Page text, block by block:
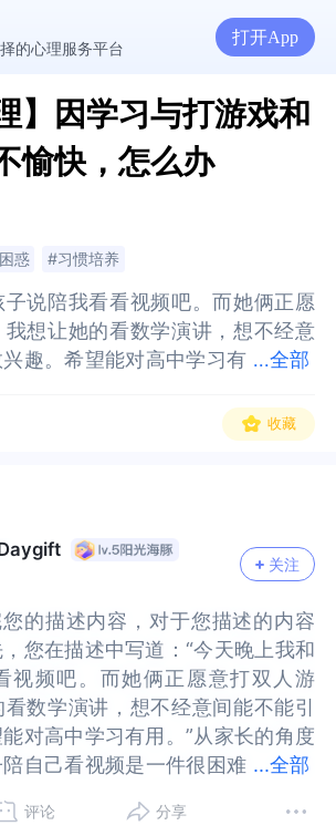
的心理服务平台
打开App
】因学习与打游戏和
愉快，怎么办
惑 #习惯培养
...全部
说陪我看看视频吧。而她俩正愿
想让她的看数学演讲，想不经意
趣。希望能对高中学习有
的游戏？想想也对呀，我本想通
是强迫就一点效果也没有了。我满
。有什么好办法吗？
说陪我看看视频吧。而她俩正愿
想让她的看数学演讲，想不经意
趣。希望能对高中学习有用。但
？想想也对呀，我本想通过无意
就一点效果也没有了。我满腹不高
么好办法吗？
收藏
关注
...全部
的描述内容，对于您描述的内容
您在描述中写道：“今天晚上我和
视频吧。而她俩正愿意打双人游
数学演讲，想不经意间能不能引
对高中学习有用。”从家长的角度
自己看视频是一件很困难
想要让孩子去看数学演讲，那就
您在描述中写道：“今天晚上我和
视频吧。而她俩正愿意打双人游
数学演讲，想不经意间能不能引
对高中学习有用。”从家长的角度
陪自己看视频是一件很困难的事
要让孩子去看数学演讲，那就是
评论 分享